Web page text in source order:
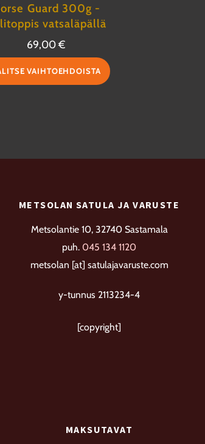
Guard 300g -
vatsaläpällä
69,00€
VAIHTOEHDOISTA
Tällä
tuotteen
sivulla.
METSOLAN SATULA JA VARUSTE
Metsolantie 10, 32740 Sastamala
puh. 045 134 1120
metsolan [at] satulajavaruste.com
y-tunnus 2113234-4
[copyright]
MAKSUTAVAT